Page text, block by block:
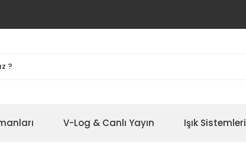
V-Log & Canlı Yayın Işık Sistemleri